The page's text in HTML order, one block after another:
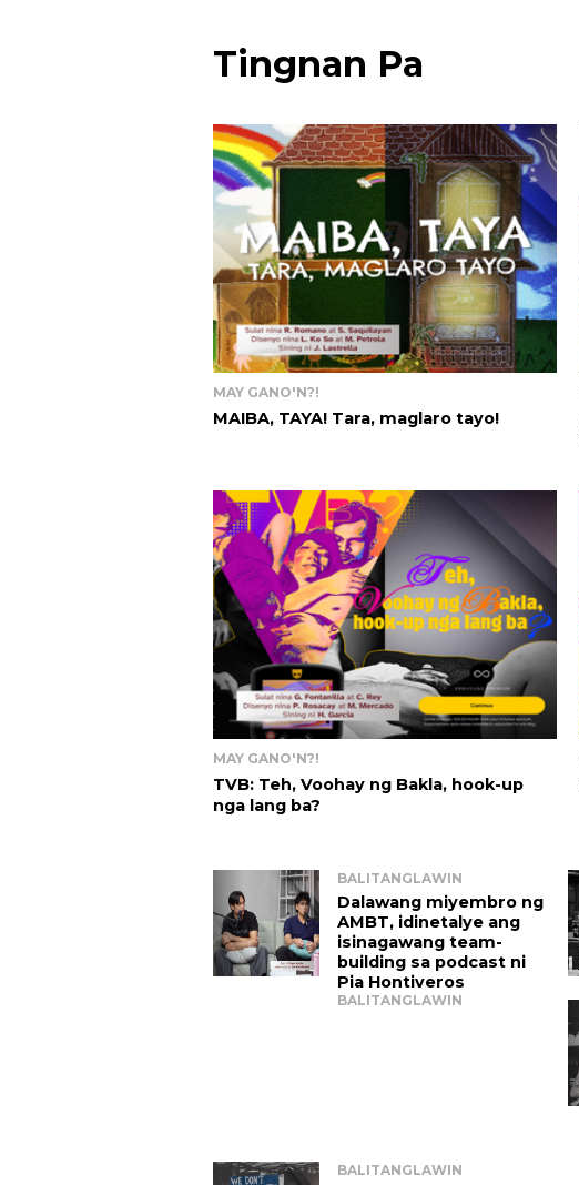
Tingnan Pa
MAY GANO'N?!
MAIBA, TAYA! Tara, maglaro tayo!
MAY GANO'N?!
TVB: Teh, Voohay ng Bakla, hook-up
nga lang ba?
BALITANGLAWIN
Dalawang miyembro ng
AMBT, idinetalye ang
isinagawang team-
building sa podcast ni
Pia Hontiveros
BALITANGLAWIN
BALITANGLAWIN